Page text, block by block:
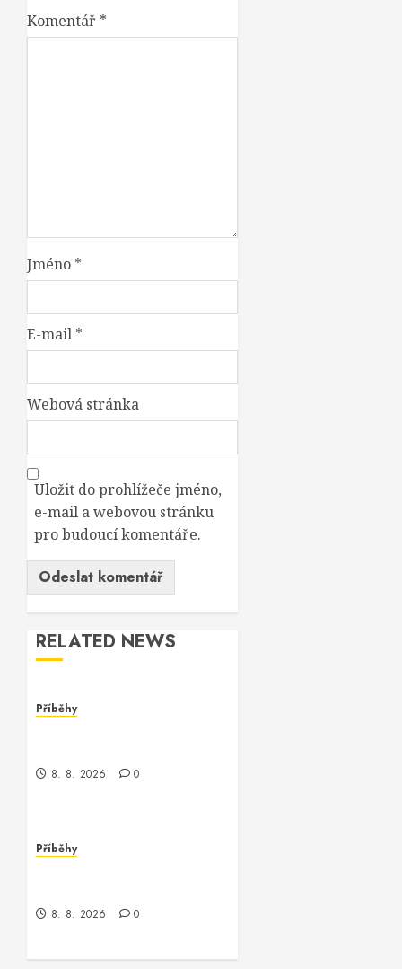
Komentář *
Jméno *
E-mail *
Webová stránka
Uložit do prohlížeče jméno,
e-mail a webovou stránku
pro budoucí komentáře.
RELATED NEWS
Příběhy
8. 8. 2026 0
Příběhy
8. 8. 2026 0